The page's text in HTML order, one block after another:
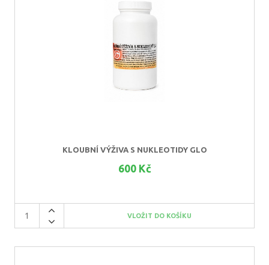
KLOUBNÍ VÝŽIVA S NUKLEOTIDY GLO
600 Kč